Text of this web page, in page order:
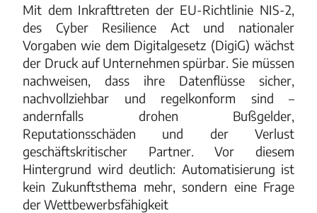
Mit dem Inkrafttreten der EU-Richtlinie NIS-2,
des Cyber Resilience Act und nationaler
Vorgaben wie dem Digitalgesetz (DigiG) wächst
der Druck auf Unternehmen spürbar. Sie müssen
nachweisen, dass ihre Datenflüsse sicher,
nachvollziehbar und regelkonform sind –
andernfalls drohen Bußgelder,
Reputationsschäden und der Verlust
geschäftskritischer Partner. Vor diesem
Hintergrund wird deutlich: Automatisierung ist
kein Zukunftsthema mehr, sondern eine Frage
der Wettbewerbsfähigkeit